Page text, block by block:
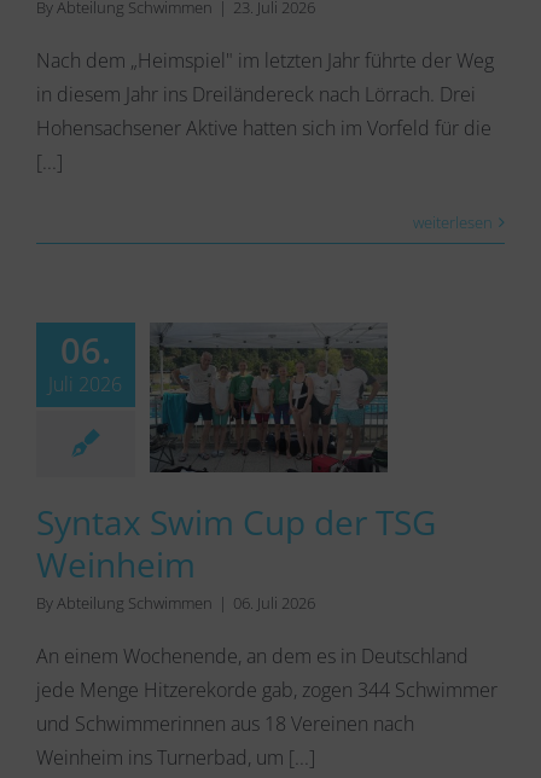
ByAbteilung Schwimmen | 23. Juli 2026
Nach dem „Heimspiel" im letzten Jahr führte der Weg
in diesem Jahr ins Dreiländereck nach Lörrach. Drei
Hohensachsener Aktive hatten sich im Vorfeld für die
[...]
weiterlesen
06.
Juli 2026
Syntax Swim Cup der TSG
Weinheim
ByAbteilung Schwimmen | 06. Juli 2026
An einem Wochenende, an dem es in Deutschland
jede Menge Hitzerekorde gab, zogen 344 Schwimmer
und Schwimmerinnen aus 18 Vereinen nach
Weinheim ins Turnerbad, um [...]